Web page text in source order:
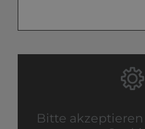
Bitte akzeptieren